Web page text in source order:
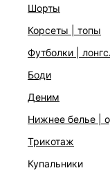
шорты
корсеты | топы
футболки |
боди
деним
нижнее белье |
трикотаж
купальники
белый
стандартному
ДОСТАВКА И
Подробные